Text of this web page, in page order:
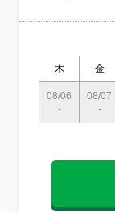
木 金
08/06
-
08/07
-